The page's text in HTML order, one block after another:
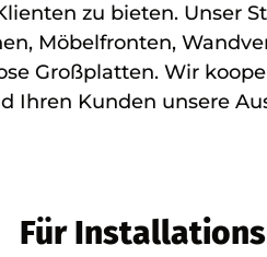
zu bieten. Unser
Möbelfronten,
Großplatten. Wir
Ihren Kunden unsere
Für